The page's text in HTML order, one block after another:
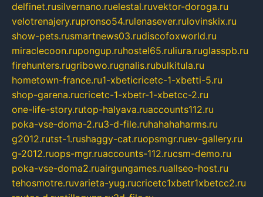
delfinet.rusilvernano.ruelestal.ruvektor-doroga.ru
velotrenajery.rupronso54.rulenasever.rulovinskix.ru
show-pets.rusmartnews03.rudiscofoxworld.ru
miraclecoon.rupongup.ruhostel65.ruliura.ruglasspb.ru
firehunters.rugribowo.rugnalis.rubulkitula.ru
hometown-france.ru1-xbeticricetc-1-xbetti-5.ru
shop-garena.rucricetc-1-xbetr-1-xbetcc-2.ru
one-life-story.rutop-halyava.ruaccounts112.ru
poka-vse-doma-2.ru3-d-file.ruhahahaharms.ru
g2012.rutst-1.rushaggy-cat.ruopsmgr.ruev-gallery.ru
g-2012.ruops-mgr.ruaccounts-112.rucsm-demo.ru
poka-vse-doma2.ruairgungames.ruallseo-host.ru
tehosmotre.ruvarieta-yug.rucricetc1xbetr1xbetcc2.ru